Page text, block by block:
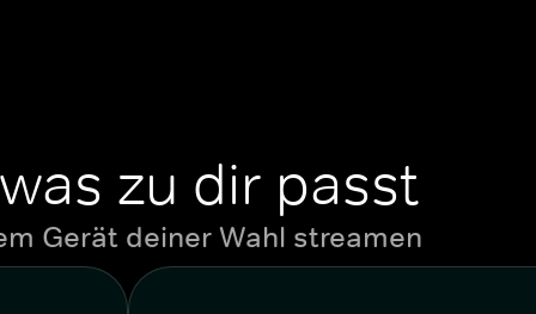
zu dir passt
Gerät deiner Wahl streamen